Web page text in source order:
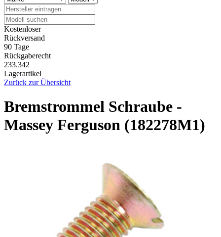
Kostenloser
Rückversand
90 Tage
Rückgaberecht
233.342
Lagerartikel
Zurück zur Übersicht
Bremstrommel Schraube -
Massey Ferguson (182278M1)